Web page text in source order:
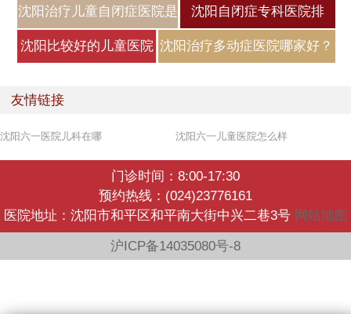
缓好 谱？自闭症
沈阳治疗儿童自闭症医院是
哪家？
沈阳自闭症专科医院排
名，自闭症
沈阳比较好的儿童医院 沈阳治疗多动症医院哪家好？
友情链接
沈阳六一医院儿科在哪 沈阳六一儿童医院怎么样
门诊时间：8:00-17:30
预约热线：(024)23776161
医院地址：沈阳市和平区和平南大街中兴二巷3号 网站地图
沪ICP备14035080号-8